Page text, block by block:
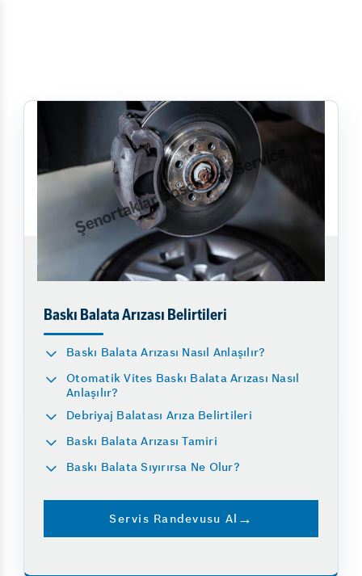
Baskı Balata Arızası Belirtileri
Baskı Balata Arızası Nasıl Anlaşılır?
Otomatik Vites Baskı Balata Arızası Nasıl
Anlaşılır?
Debriyaj Balatası Arıza Belirtileri
Baskı Balata Arızası Tamiri
Baskı Balata Sıyırırsa Ne Olur?
Servis Randevusu Al